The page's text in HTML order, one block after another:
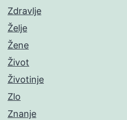
Zdravlje
Želje
Žene
Život
Životinje
Zlo
Znanje